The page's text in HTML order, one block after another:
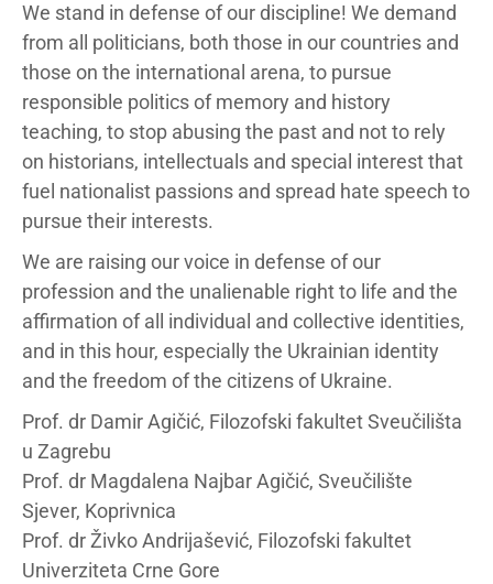
We stand in defense of our discipline! We demand
from all politicians, both those in our countries and
those on the international arena, to pursue
responsible politics of memory and history
teaching, to stop abusing the past and not to rely
on historians, intellectuals and special interest that
fuel nationalist passions and spread hate speech to
pursue their interests.
We are raising our voice in defense of our
profession and the unalienable right to life and the
affirmation of all individual and collective identities,
and in this hour, especially the Ukrainian identity
and the freedom of the citizens of Ukraine.
Prof. dr Damir Agičić, Filozofski fakultet Sveučilišta
u Zagrebu
Prof. dr Magdalena Najbar Agičić, Sveučilište
Sjever, Koprivnica
Prof. dr Živko Andrijašević, Filozofski fakultet
Univerziteta Crne Gore